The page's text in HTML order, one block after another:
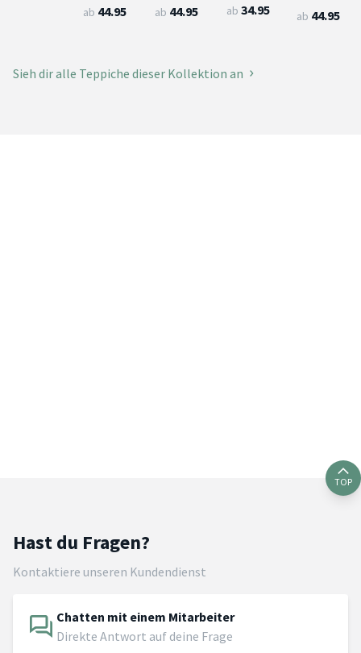
ab 44.95 ab 44.95 ab 34.95 ab 44.95
Sieh dir alle Teppiche dieser Kollektion an
TOP
Hast du Fragen?
Kontaktiere unseren Kundendienst
Chatten mit einem Mitarbeiter
Direkte Antwort auf deine Frage